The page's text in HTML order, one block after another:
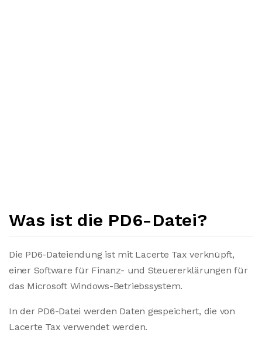
Was ist die PD6-Datei?
Die PD6-Dateiendung ist mit Lacerte Tax verknüpft,
einer Software für Finanz- und Steuererklärungen für
das Microsoft Windows-Betriebssystem.
In der PD6-Datei werden Daten gespeichert, die von
Lacerte Tax verwendet werden.